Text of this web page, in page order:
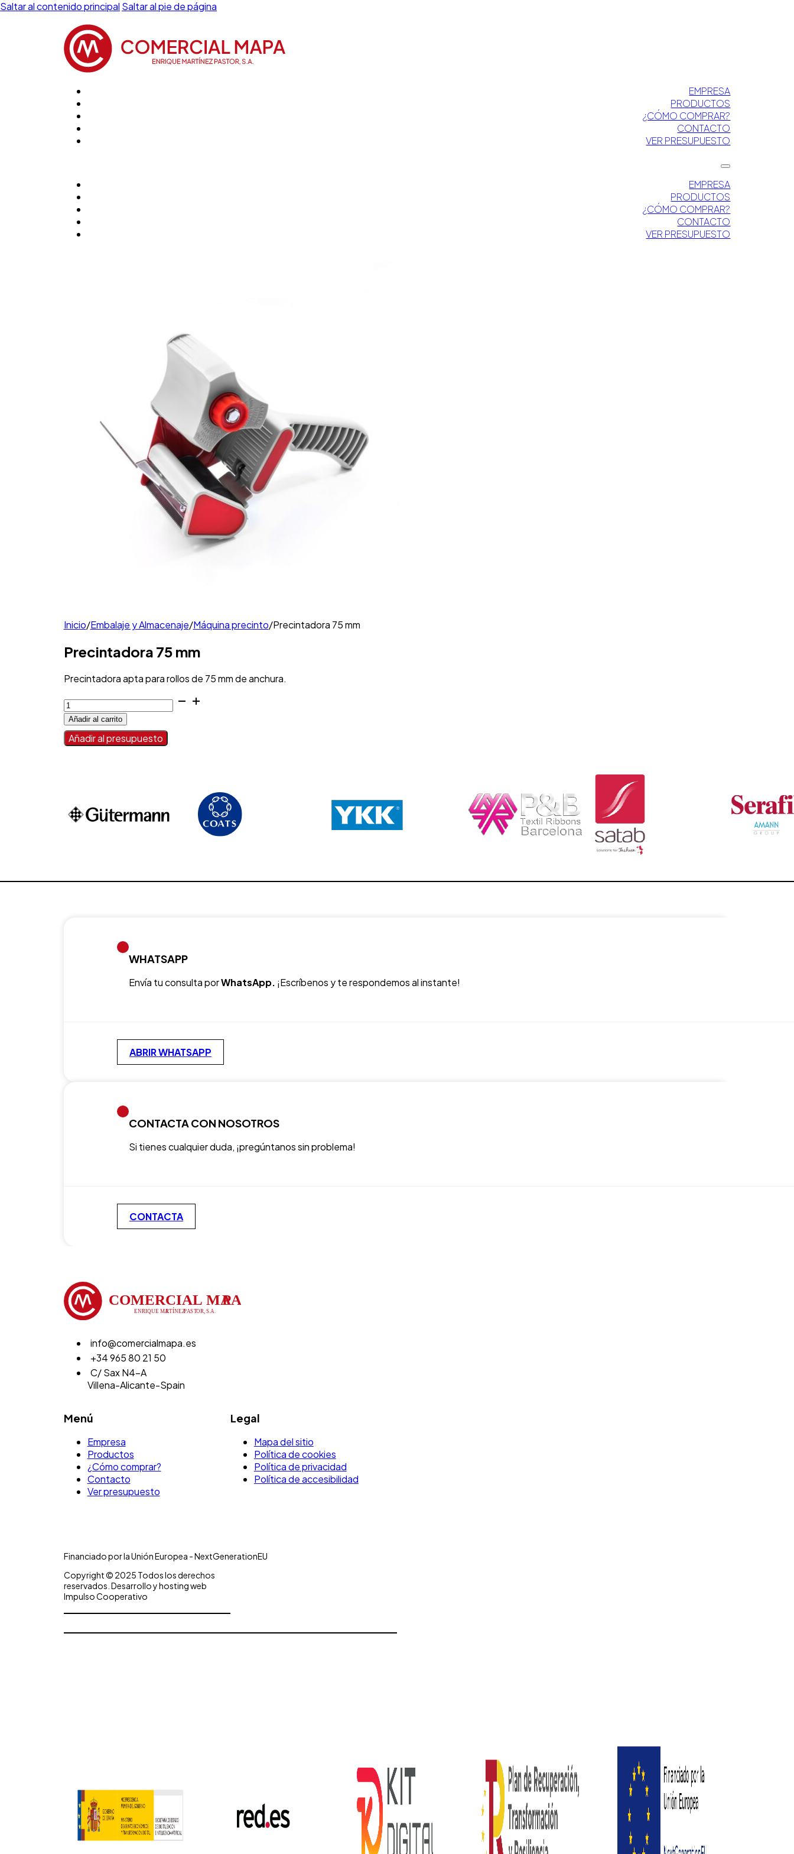
Saltar al contenido principal Saltar al pie de página
EMPRESA
PRODUCTOS
¿CÓMO COMPRAR?
CONTACTO
VER PRESUPUESTO
EMPRESA
PRODUCTOS
¿CÓMO COMPRAR?
CONTACTO
VER PRESUPUESTO
Inicio/Embalaje y Almacenaje/Máquina precinto/Precintadora 75 mm
Precintadora 75 mm
Precintadora apta para rollos de 75 mm de anchura.
Precintadora
75
mm
cantidad
Añadir al carrito
Añadir al presupuesto
WHATSAPP
Envía tu consulta porWhatsApp. ¡Escríbenos y te respondemos al instante!
ABRIR WHATSAPP
CONTACTA CON NOSOTROS
Si tienes cualquier duda, ¡pregúntanos sin problema!
CONTACTA
info@comercialmapa.es
+34 965 80 21 50
C/ Sax N4-A
Villena-Alicante-Spain
Menú
Empresa
Productos
¿Cómo comprar?
Contacto
Ver presupuesto
Legal
Mapa del sitio
Política de cookies
Política de privacidad
Política de accesibilidad
Financiado por la Unión Europea - NextGenerationEU
Copyright © 2025 Todos los derechos
reservados. Desarrollo y hosting web
Impulso Cooperativo